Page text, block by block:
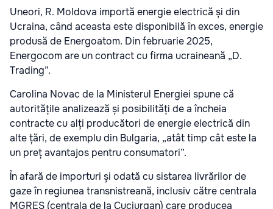
Uneori, R. Moldova importă energie electrică și din
Ucraina, când aceasta este disponibilă în exces, energie
produsă de Energoatom. Din februarie 2025,
Energocom are un contract cu firma ucraineană „D.
Trading”.
Carolina Novac de la Ministerul Energiei spune că
autoritățile analizează și posibilități de a încheia
contracte cu alți producători de energie electrică din
alte țări, de exemplu din Bulgaria, „atât timp cât este la
un preț avantajos pentru consumatori”.
În afară de importuri și odată cu sistarea livrărilor de
gaze în regiunea transnistreană, inclusiv către centrala
MGRES (centrala de la Cuciurgan) care producea